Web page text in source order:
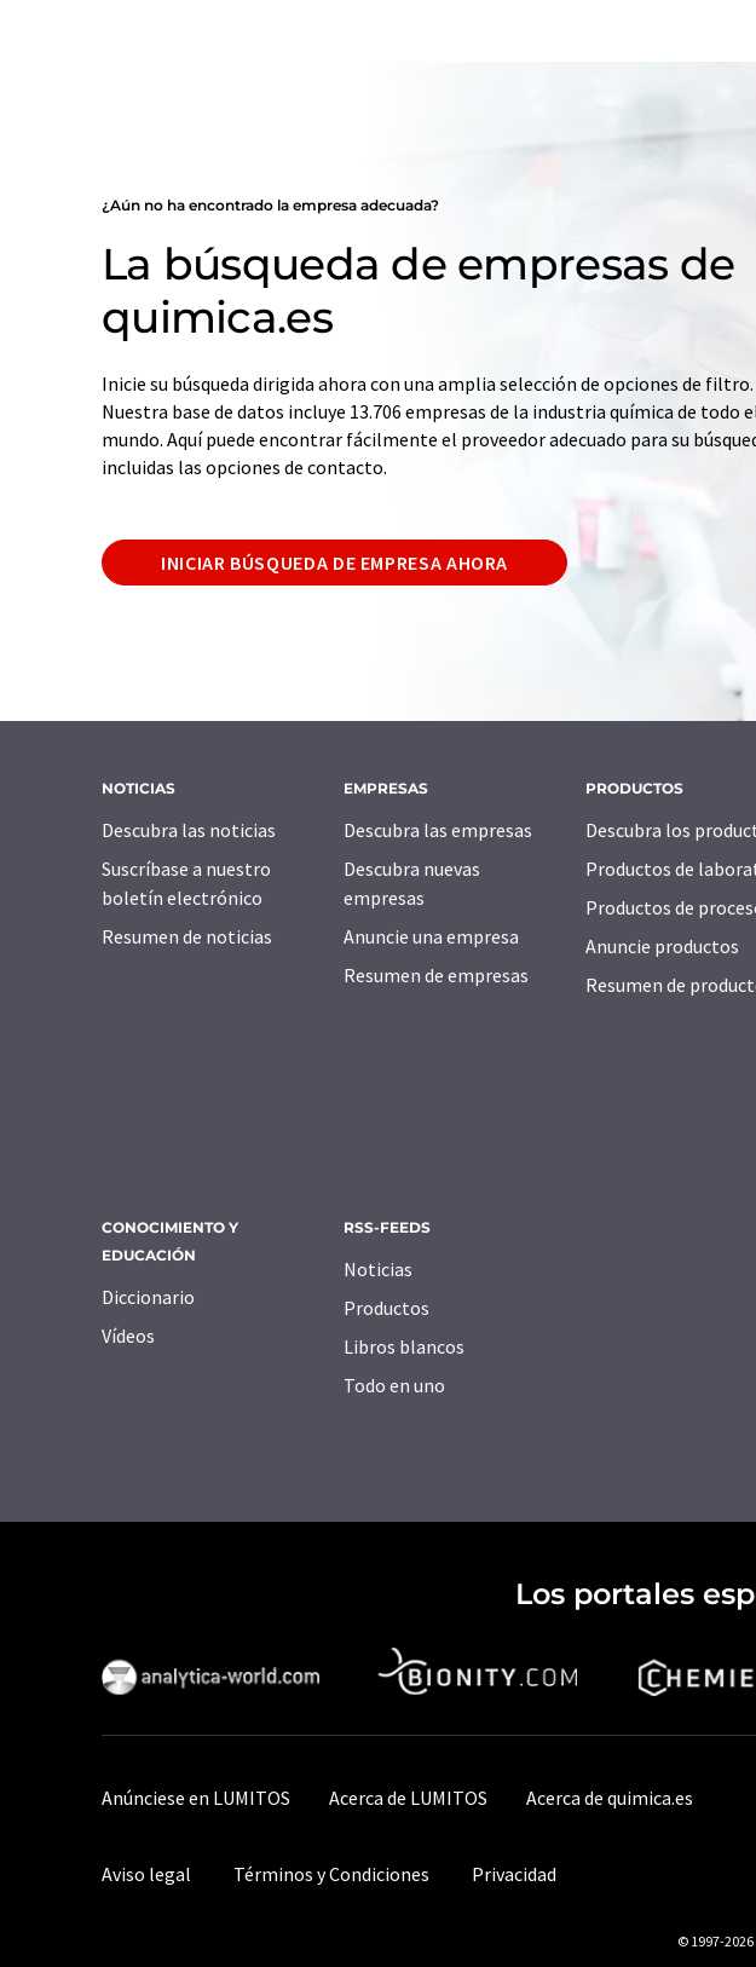
¿Aún no ha encontrado la empresa adecuada?
La búsqueda de empresas de
quimica.es
Inicie su búsqueda dirigida ahora con una amplia selección de opciones de filtro.
Nuestra base de datos incluye 13.706 empresas de la industria química de todo
mundo. Aquí puede encontrar fácilmente el proveedor adecuado para su
incluidas las opciones de contacto.
INICIAR BÚSQUEDA DE EMPRESA AHORA
NOTICIAS
Descubra las noticias
Suscríbase a nuestro
boletín electrónico
Resumen de noticias
EMPRESAS
Descubra las empresas
Descubra nuevas
empresas
Anuncie una empresa
Resumen de empresas
PRODUCTOS
Descubra los
Productos de
Productos de
Anuncie productos
Resumen de
CONOCIMIENTO Y
EDUCACIÓN
Diccionario
Vídeos
RSS-FEEDS
Noticias
Productos
Libros blancos
Todo en uno
Los portales
Anúnciese en LUMITOS Acerca de LUMITOS Acerca de quimica.es
Aviso legal Términos y Condiciones Privacidad
© 1997-